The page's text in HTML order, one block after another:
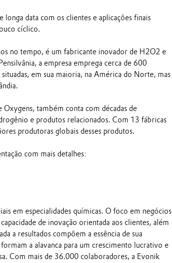
data com os clientes e aplicações finais
cíclico.
no tempo, é um fabricante inovador de H2O2 e
a empresa emprega cerca de 600
em sua maioria, na América do Norte, mas
também conta com décadas de
e produtos relacionados. Com 13 fábricas
produtoras globais desses produtos.
com mais detalhes:
em especialidades químicas. O foco em negócios
de inovação orientada aos clientes, além
a resultados compõem a essência de sua
a alavanca para um crescimento lucrativo e
Com mais de 36.000 colaboradores, a Evonik